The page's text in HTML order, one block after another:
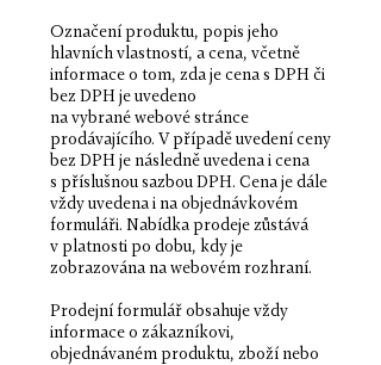
Označení produktu, popis jeho
hlavních vlastností, a cena, včetně
informace o tom, zda je cena s DPH či
bez DPH je uvedeno
na vybrané webové stránce
prodávajícího. V případě uvedení ceny
bez DPH je následně uvedena i cena
s příslušnou sazbou DPH. Cena je dále
vždy uvedena i na objednávkovém
formuláři. Nabídka prodeje zůstává
v platnosti po dobu, kdy je
zobrazována na webovém rozhraní.
Prodejní formulář obsahuje vždy
informace o zákazníkovi,
objednávaném produktu, zboží nebo